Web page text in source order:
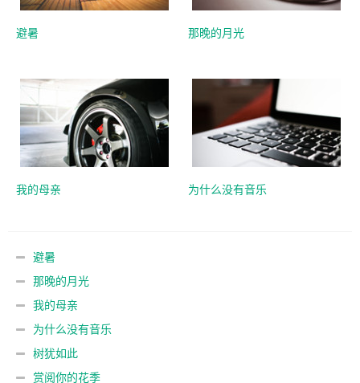
避暑 那晚的月光
我的母亲 为什么没有音乐
避暑
那晚的月光
我的母亲
为什么没有音乐
树犹如此
赏阅你的花季